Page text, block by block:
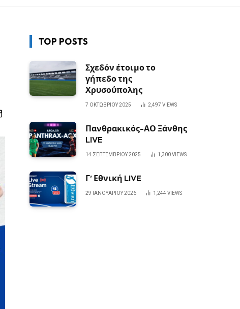
TOP POSTS
Σχεδόν έτοιμο το
γήπεδο της
Χρυσούπολης
7 ΟΚΤΩΒΡΊΟΥ 2025 2,497 VIEWS
Πανθρακικός-ΑΟ Ξάνθης
LIVE
14 ΣΕΠΤΕΜΒΡΊΟΥ 2025 1,300VIEWS
Γ’ Εθνική LIVE
29 ΙΑΝΟΥΑΡΊΟΥ 2026 1,244 VIEWS